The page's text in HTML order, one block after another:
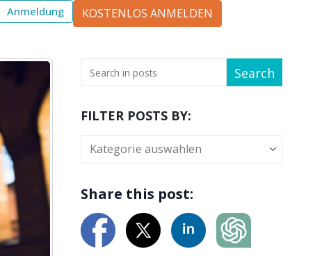
Anmeldung KOSTENLOS ANMELDEN
Search
FILTER POSTS BY:
Share this post: